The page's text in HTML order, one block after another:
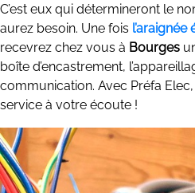
C’est eux qui détermineront le
aurez besoin. Une fois
recevrez chez vous à Bourges
boîte d’encastrement,
communication. Avec Préfa
service à votre écoute !